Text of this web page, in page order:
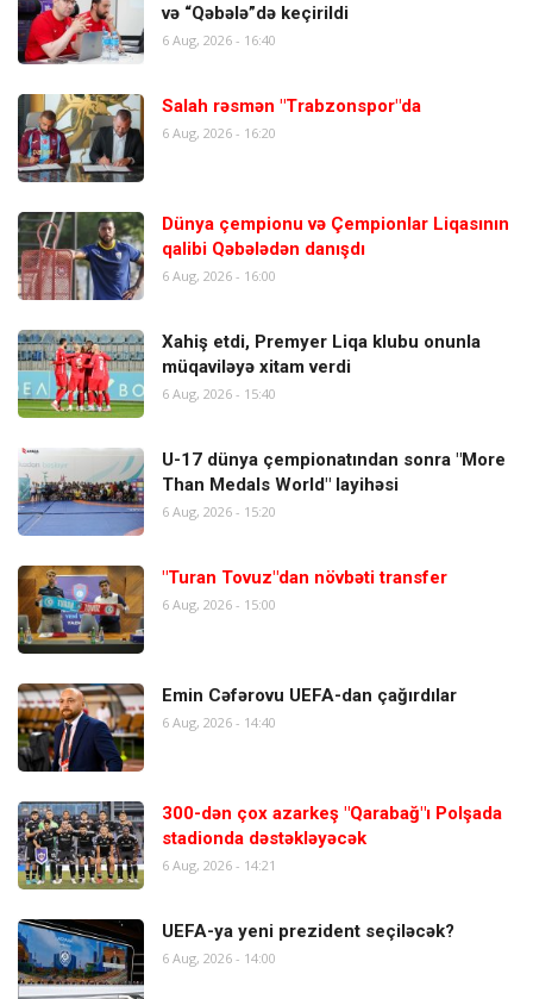
və “Qəbələ”də keçirildi
6 Aug, 2026 - 16:40
Salah rəsmən "Trabzonspor"da
6 Aug, 2026 - 16:20
Dünya çempionu və Çempionlar Liqasının
qalibi Qəbələdən danışdı
6 Aug, 2026 - 16:00
Xahiş etdi, Premyer Liqa klubu onunla
müqaviləyə xitam verdi
6 Aug, 2026 - 15:40
U-17 dünya çempionatından sonra "More
Than Medals World" layihəsi
6 Aug, 2026 - 15:20
"Turan Tovuz"dan növbəti transfer
6 Aug, 2026 - 15:00
Emin Cəfərovu UEFA-dan çağırdılar
6 Aug, 2026 - 14:40
300-dən çox azarkeş "Qarabağ"ı Polşada
stadionda dəstəkləyəcək
6 Aug, 2026 - 14:21
UEFA-ya yeni prezident seçiləcək?
6 Aug, 2026 - 14:00